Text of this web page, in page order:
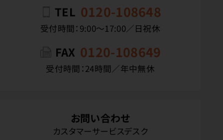
TEL 0120-108648
受付時間：9:00〜17:00／日祝休
FAX 0120-108649
受付時間：24時間／年中無休
お問い合わせ
カスタマーサービスデスク